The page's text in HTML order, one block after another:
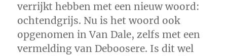
verrijkt hebben met een nieuw woord:
ochtendgrijs. Nu is het woord ook
opgenomen in Van Dale, zelfs met een
vermelding van Deboosere. Is dit wel